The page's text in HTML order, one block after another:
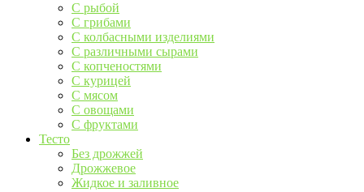
С рыбой
С грибами
С колбасными изделиями
С различными сырами
С копченостями
С курицей
С мясом
С овощами
С фруктами
Тесто
Без дрожжей
Дрожжевое
Жидкое и заливное